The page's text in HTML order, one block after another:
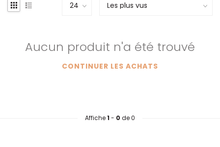
Aucun produit n'a été trouvé
CONTINUER LES ACHATS
Affiche1 - 0 de 0